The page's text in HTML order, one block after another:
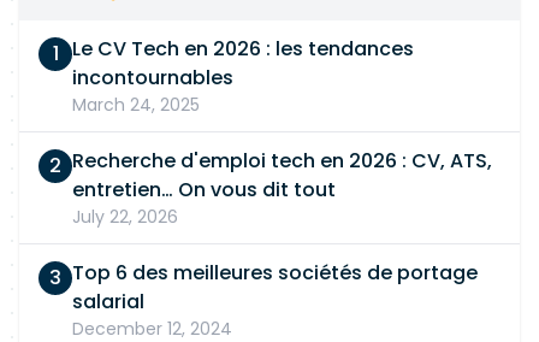
Le CV Tech en 2026 : les tendances
incontournables
March 24, 2025
Recherche d'emploi tech en 2026 : CV, ATS,
entretien… On vous dit tout
July 22, 2026
Top 6 des meilleures sociétés de portage
salarial
December 12, 2024